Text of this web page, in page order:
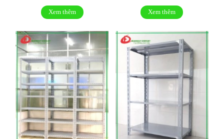
Xem thêm Xem thêm